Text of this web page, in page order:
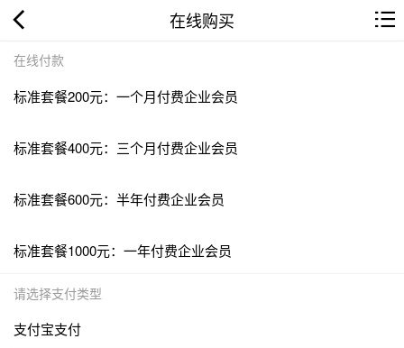
在线购买
在线付款
标准套餐200元：一个月付费企业会员
标准套餐400元：三个月付费企业会员
标准套餐600元：半年付费企业会员
标准套餐1000元：一年付费企业会员
请选择支付类型
支付宝支付